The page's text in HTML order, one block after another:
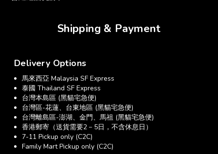
Shipping & Payment
Delivery Options
馬來西亞 Malaysia SF Express
泰國 Thailand SF Express
台灣本島區 (黑貓宅急便)
台灣區-花蓮、台東地區 (黑貓宅急便)
台灣離島區-澎湖、金門、馬祖 (黑貓宅急便)
香港郵寄（送貨需要2－5日，不含休息日）
7-11 Pickup only (C2C)
Family Mart Pickup only (C2C)